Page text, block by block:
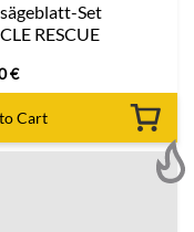
Set
RESCUE
€
Cart